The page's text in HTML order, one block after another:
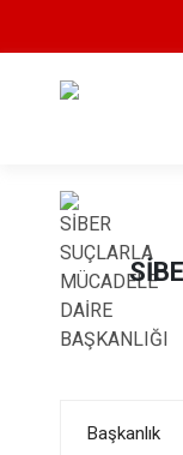
Başkanlık